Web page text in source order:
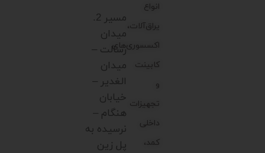
انواع
یراق‌آلات،
اکسسوری‌های
کابینت
و
تجهیزات
داخلی
کمد،
مسیر 2.
میدان
رسالت –
میدان
الغدیر –
خیابان
هنگام –
نرسیده به
پل زین